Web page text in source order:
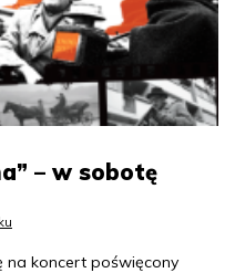
– w sobotę
koncert poświęcony